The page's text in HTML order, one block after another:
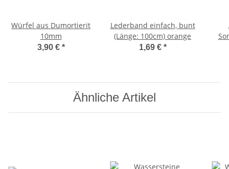
Würfel aus Dumortierit
10mm
3,90 € *
Lederband einfach, bunt
(Länge: 100cm) orange
1,69 € *
Ähnliche Artikel